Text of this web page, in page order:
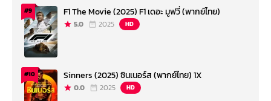
#9 F1 The Movie (2025) F1 เดอะ มูฟวี่ (พากย์ไทย)
5.0 2025 HD
#10 Sinners (2025) ซินเนอร์ส (พากย์ไทย) 1X
0.0 2025 HD